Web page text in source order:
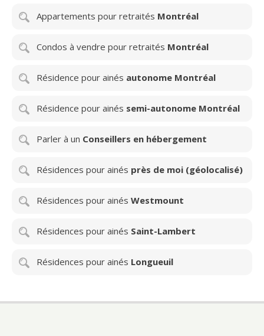
Appartements pour retraités Montréal
Condos à vendre pour retraités Montréal
Résidence pour ainés autonome Montréal
Résidence pour ainés semi-autonome Montréal
Parler à un Conseillers en hébergement
Résidences pour ainés près de moi (géolocalisé)
Résidences pour ainés Westmount
Résidences pour ainés Saint-Lambert
Résidences pour ainés Longueuil